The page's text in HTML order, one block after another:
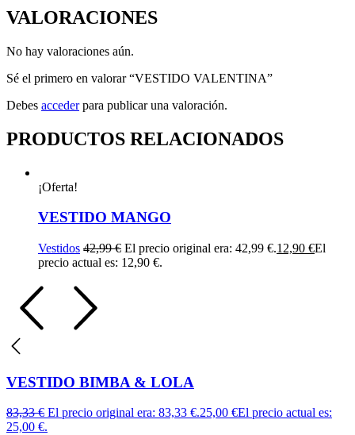
VALORACIONES
No hay valoraciones aún.
Sé el primero en valorar “VESTIDO VALENTINA”
Debes accederpara publicar una valoración.
PRODUCTOS RELACIONADOS
¡Oferta!
VESTIDO MANGO
Vestidos 42,99€ El precio original era: 42,99 €.12,90 €El
precio actual es: 12,90 €.
VESTIDO BIMBA & LOLA
83,33€ El precio original era: 83,33 €.25,00 €El precio actual es:
25,00 €.